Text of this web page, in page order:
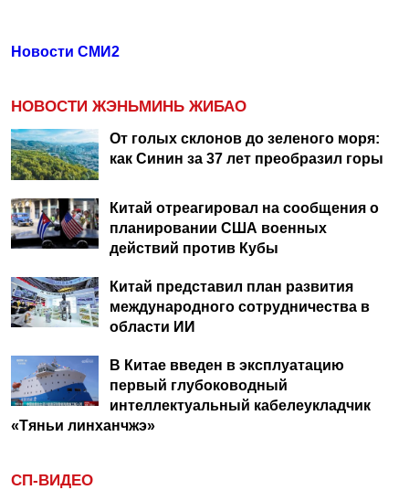
Новости СМИ2
НОВОСТИ ЖЭНЬМИНЬ ЖИБАО
От голых склонов до зеленого моря:
как Синин за 37 лет преобразил горы
Китай отреагировал на сообщения о
планировании США военных
действий против Кубы
Китай представил план развития
международного сотрудничества в
области ИИ
В Китае введен в эксплуатацию
первый глубоководный
интеллектуальный кабелеукладчик
«Тяньи линханчжэ»
СП-ВИДЕО